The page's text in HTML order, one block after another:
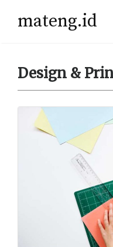
mateng.id
Design &